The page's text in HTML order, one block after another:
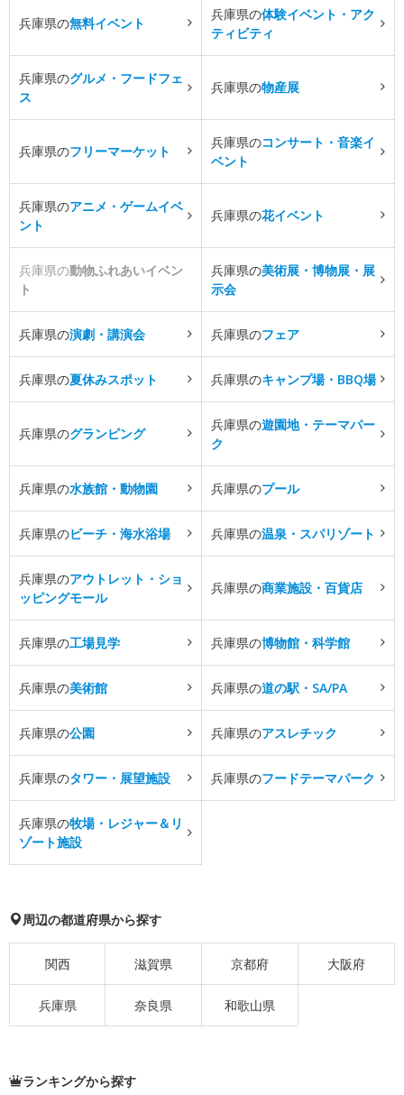
兵庫県の無料イベント
兵庫県の体験イベント・アク
ティビティ
兵庫県のグルメ・フードフェ
ス
兵庫県の物産展
兵庫県のフリーマーケット
兵庫県のコンサート・音楽イ
ベント
兵庫県のアニメ・ゲームイベ
ント
兵庫県の花イベント
兵庫県の動物ふれあいイベン
ト
兵庫県の美術展・博物展・展
示会
兵庫県の演劇・講演会 兵庫県のフェア
兵庫県の夏休みスポット 兵庫県のキャンプ場・BBQ場
兵庫県のグランピング
兵庫県の遊園地・テーマパー
ク
兵庫県の水族館・動物園 兵庫県のプール
兵庫県のビーチ・海水浴場 兵庫県の温泉・スパリゾート
兵庫県のアウトレット・ショ
ッピングモール
兵庫県の商業施設・百貨店
兵庫県の工場見学 兵庫県の博物館・科学館
兵庫県の美術館 兵庫県の道の駅・SA/PA
兵庫県の公園 兵庫県のアスレチック
兵庫県のタワー・展望施設 兵庫県のフードテーマパーク
兵庫県の牧場・レジャー＆リ
ゾート施設
周辺の都道府県から探す
関西 滋賀県 京都府 大阪府
兵庫県 奈良県 和歌山県
ランキングから探す